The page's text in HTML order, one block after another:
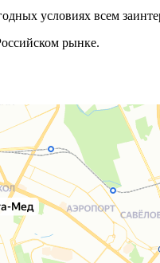
условиях всем
рынке.